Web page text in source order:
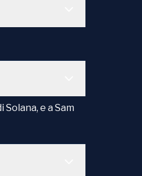
e a Sam